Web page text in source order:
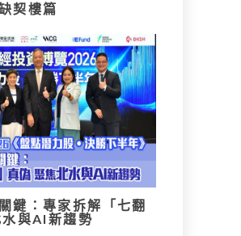
契樓篇
鍵：專家拆解「七翻
與AI新趨勢